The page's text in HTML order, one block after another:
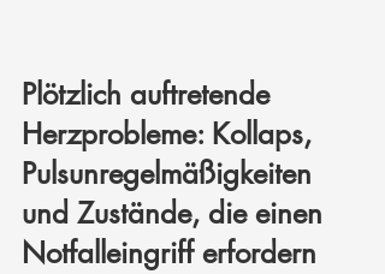
Plötzlich auftretende
Herzprobleme: Kollaps,
Pulsunregelmäßigkeiten
und Zustände, die einen
Notfalleingriff erfordern